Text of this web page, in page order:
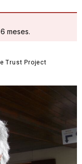
meses.